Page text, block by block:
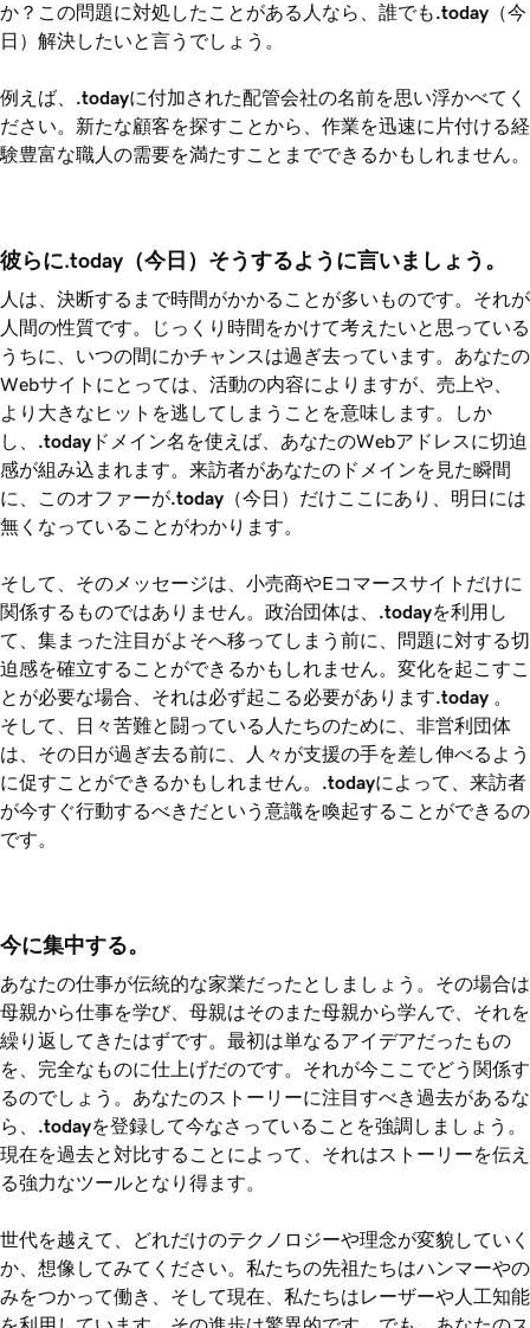
か？この問題に対処したことがある人なら、誰でも .today （今
日）解決したいと言うでしょう。
例えば、 .todayに付加された配管会社の名前を思い浮かべてく
ださい。新たな顧客を探すことから、作業を迅速に片付ける経
験豊富な職人の需要を満たすことまでできるかもしれません。
彼らに.today（今日）そうするように言いましょう。
人は、決断するまで時間がかかることが多いものです。それが
人間の性質です。じっくり時間をかけて考えたいと思っている
うちに、いつの間にかチャンスは過ぎ去っています。あなたの
Webサイトにとっては、活動の内容によりますが、売上や、
より大きなヒットを逃してしまうことを意味します。しか
し、
.today ドメイン名を使えば、あなたのWebアドレスに切迫
感が組み込まれます。来訪者があなたのドメインを見た瞬間
に、このオファーが.today （今日）だけここにあり、明日には
無くなっていることがわかります。
そして、そのメッセージは、小売商やEコマースサイトだけに
関係するものではありません。政治団体は、
.todayを利用し
て、集まった注目がよそへ移ってしまう前に、問題に対する切
迫感を確立することができるかもしれません。変化を起こすこ
とが必要な場合、それは必ず起こる必要があります.today
そして、日々苦難と闘っている人たちのために、非営利団体
は、その日が過ぎ去る前に、人々が支援の手を差し伸べるよう
に促すことができるかもしれません。
.todayによって、来訪者
が今すぐ行動するべきだという意識を喚起することができるの
です。
今に集中する。
あなたの仕事が伝統的な家業だったとしましょう。その場合は
母親から仕事を学び、母親はそのまた母親から学んで、それを
繰り返してきたはずです。最初は単なるアイデアだったもの
を、完全なものに仕上げだのです。それが今ここでどう関係す
るのでしょう。あなたのストーリーに注目すべき過去があるな
ら、
.todayを登録して今なさっていることを強調しましょう。
現在を過去と対比することによって、それはストーリーを伝え
る強力なツールとなり得ます。
世代を越えて、どれだけのテクノロジーや理念が変貌していく
か、想像してみてください。私たちの先祖たちはハンマーやの
みをつかって働き、そして現在、私たちはレーザーや人工知能
を利用しています。その進歩は驚異的です。でも、あなたのス